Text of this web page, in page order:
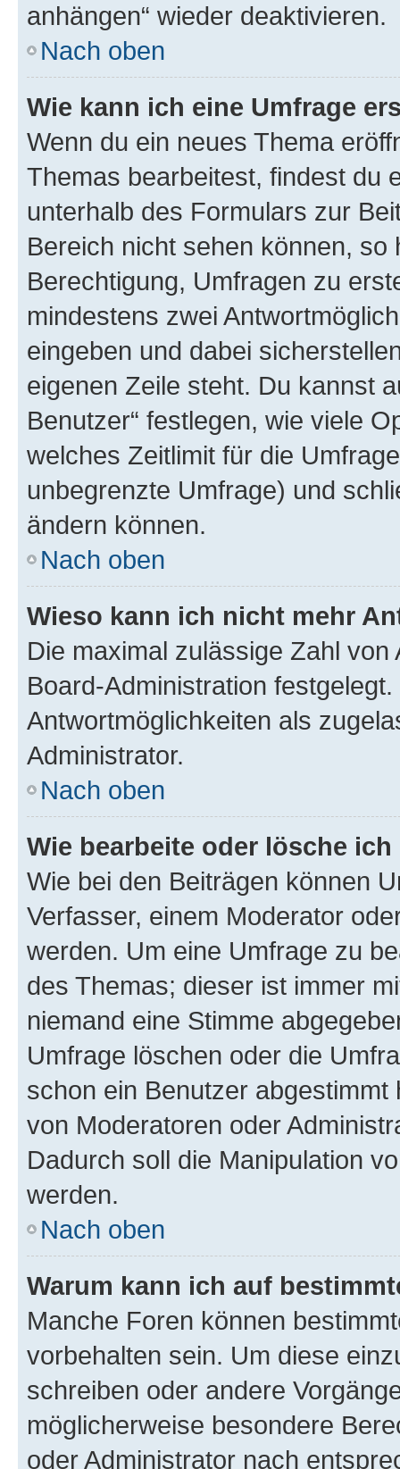
anhängen“ wieder deaktivieren.
Nach oben
Wie kann ich eine Umfrage
Wenn du ein neues Thema
Themas bearbeitest, findest du
unterhalb des Formulars zur
Bereich nicht sehen können,
Berechtigung, Umfragen zu
mindestens zwei
eingeben und dabei
eigenen Zeile steht. Du kannst
Benutzer“ festlegen, wie viele
welches Zeitlimit für die
unbegrenzte Umfrage) und
ändern können.
Nach oben
Wieso kann ich nicht mehr
Die maximal zulässige Zahl
Board-Administration
Antwortmöglichkeiten als
Administrator.
Nach oben
Wie bearbeite oder lösche
Wie bei den Beiträgen können
Verfasser, einem Moderator
werden. Um eine Umfrage zu
des Themas; dieser ist immer
niemand eine Stimme
Umfrage löschen oder die
schon ein Benutzer
von Moderatoren oder
Dadurch soll die Manipulation
werden.
Nach oben
Warum kann ich auf
Manche Foren können
vorbehalten sein. Um diese
schreiben oder andere
möglicherweise besondere
oder Administrator nach